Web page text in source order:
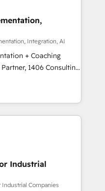
processes and meet
and complementary
offer into 4
integrations,
of talents, skills,
their digital
Integration, AI
+ Coaching
transform how
don't just build your
to own it, then stay
Alignment +
& Data
We fix what others
Industrial
Companies